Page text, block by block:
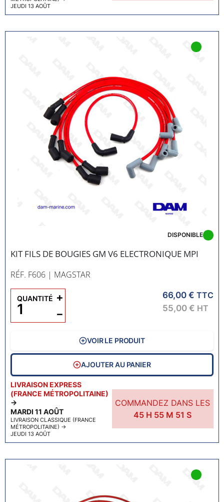
JEUDI 13 AOÛT
KIT FILS DE BOUGIES GM V6 ELECTRONIQUE MPI
RÉF. F606 | MAGSTAR
LIVRAISON EXPRESS
(FRANCE MÉTROPOLITAINE)
→
MARDI 11 AOÛT
LIVRAISON CLASSIQUE (FRANCE
MÉTROPOLITAINE) →
JEUDI 13 AOÛT
COMMANDEZ DANS LES
45H 55M 50 S
DISPONIBLE
66,00 € TTC
55,00 € HT
QUANTITÉ
−
+
VOIR LE PRODUIT
AJOUTER AU PANIER